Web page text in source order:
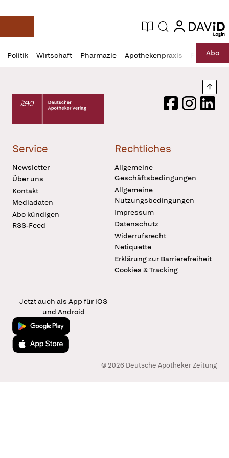
Deutsche Apotheker Zeitung
Aktuelle Ausgabe
Suche login
login
Politik Wirtschaft Pharmazie Apothekenpraxis RechtAbo
Profil
öffnen
Daz
Pur
Deutscher Apotheker Verlag Logo
FacebookInstagram
Service
Newsletter
Über uns
Kontakt
Mediadaten
Abo kündigen
RSS-Feed
Rechtliches
Allgemeine
Geschäftsbedingungen
Allgemeine
Nutzungsbedingungen
Impressum
Datenschutz
Widerrufsrecht
Netiquette
Erklärung zur Barrierefreiheit
Cookies & Tracking
Jetzt auch als App für iOS
und Android
Jetzt bei Google Play
Laden im App Store
© 2026 Deutsche Apotheker Zeitung